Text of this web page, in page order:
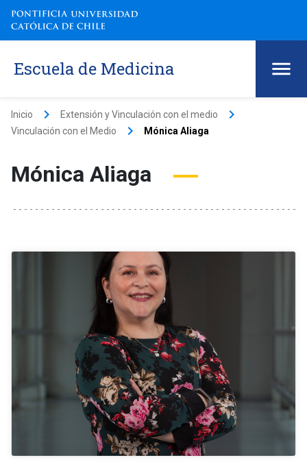
Escuela de Medicina
Inicio keyboard_arrow_right Extensión y Vinculación con el medio keyboard_arrow_right
Vinculación con el Medio keyboard_arrow_right Mónica Aliaga
Mónica Aliaga